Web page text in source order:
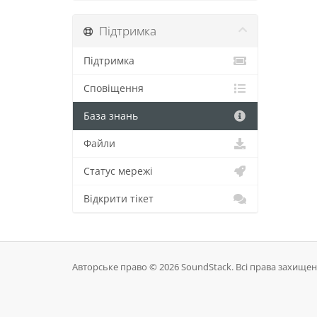
Підтримка
Підтримка
Сповіщення
База знань
Файли
Статус мережі
Відкрити тікет
Авторське право © 2026 SoundStack. Всі права